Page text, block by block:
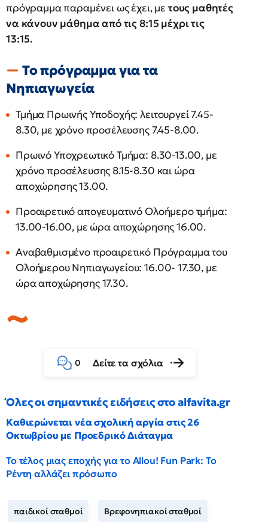
πρόγραμμα παραμένει ως έχει, με τους μαθητές
να κάνουν μάθημα από τις 8:15 μέχρι τις
13:15.
Το πρόγραμμα για τα
Νηπιαγωγεία
Τμήμα Πρωινής Υποδοχής: λειτουργεί 7.45-
8.30, με χρόνο προσέλευσης 7.45-8.00.
Πρωινό Υποχρεωτικό Τμήμα: 8.30-13.00, με
χρόνο προσέλευσης 8.15-8.30 και ώρα
αποχώρησης 13.00.
Προαιρετικό απογευματινό Ολοήμερο τμήμα:
13.00-16.00, με ώρα αποχώρησης 16.00.
Αναβαθμισμένο προαιρετικό Πρόγραμμα του
Ολοήμερου Νηπιαγωγείου: 16.00- 17.30, με
ώρα αποχώρησης 17.30.
0 Δείτε τα σχόλια
Όλες οι σημαντικές ειδήσεις στο alfavita.gr
Καθιερώνεται νέα σχολική αργία στις 26
Οκτωβρίου με Προεδρικό Διάταγμα
Το τέλος μιας εποχής για το Allou! Fun Park: Το
Ρέντη αλλάζει πρόσωπο
παιδικοί σταθμοί Βρεφονηπιακοί σταθμοί